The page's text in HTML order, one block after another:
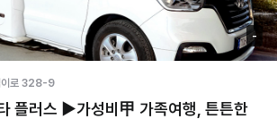
-
이로 328-9
플러스 ▶가성비甲 가족여행, 튼튼한